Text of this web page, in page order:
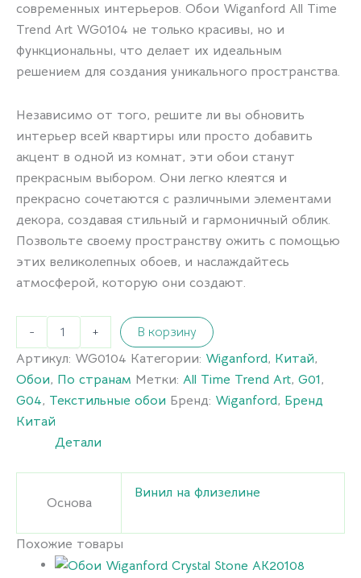
современных интерьеров. Обои Wiganford All Time
Trend Art WG0104 не только красивы, но и
функциональны, что делает их идеальным
решением для создания уникального пространства.
Независимо от того, решите ли вы обновить
интерьер всей квартиры или просто добавить
акцент в одной из комнат, эти обои станут
прекрасным выбором. Они легко клеятся и
прекрасно сочетаются с различными элементами
декора, создавая стильный и гармоничный облик.
Позвольте своему пространству ожить с помощью
этих великолепных обоев, и наслаждайтесь
атмосферой, которую они создают.
- +
В корзину
Артикул: WG0104 Категории: Wiganford, Китай,
Обои, По странам Метки: All Time Trend Art, G01,
G04, Текстильные обои Бренд: Wiganford, Бренд
Китай
Детали
Основа
Винил на флизелине
Похожие товары